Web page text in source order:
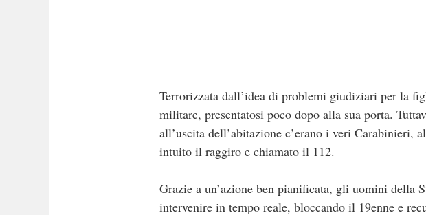
Terrorizzata dall’idea di problemi giudiziari per la
militare, presentatosi poco dopo alla sua porta.
all’uscita dell’abitazione c’erano i veri Carabinieri,
intuito il raggiro e chiamato il 112.
Grazie a un’azione ben pianificata, gli uomini della
intervenire in tempo reale, bloccando il 19enne e